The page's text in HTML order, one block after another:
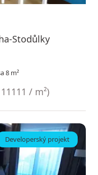
Stodůlky
8 m²
/ m²)
Developerský projekt